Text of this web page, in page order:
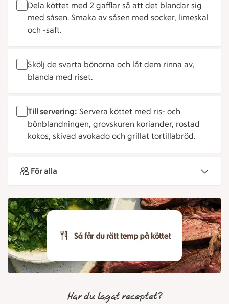
Dela köttet med 2 gafflar så att det blandar sig
med såsen. Smaka av såsen med socker, limeskal
och -saft.
Skölj de svarta bönorna och låt dem rinna av,
blanda med riset.
Till servering: Servera köttet med ris- och
bönblandningen, grovskuren koriander, rostad
kokos, skivad avokado och grillat tortillabröd.
För alla
Har du lagat receptet?